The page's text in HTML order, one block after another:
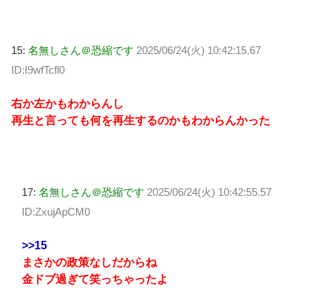
15: 名無しさん＠恐縮です 2025/06/24(火) 10:42:15.67
ID:I9wfTcfl0
右か左かもわからんし
再生と言っても何を再生するのかもわからんかった
17: 名無しさん＠恐縮です 2025/06/24(火) 10:42:55.57
ID:ZxujApCM0
>>15
まさかの政策なしだからね
金ドブ過ぎて笑っちゃったよ